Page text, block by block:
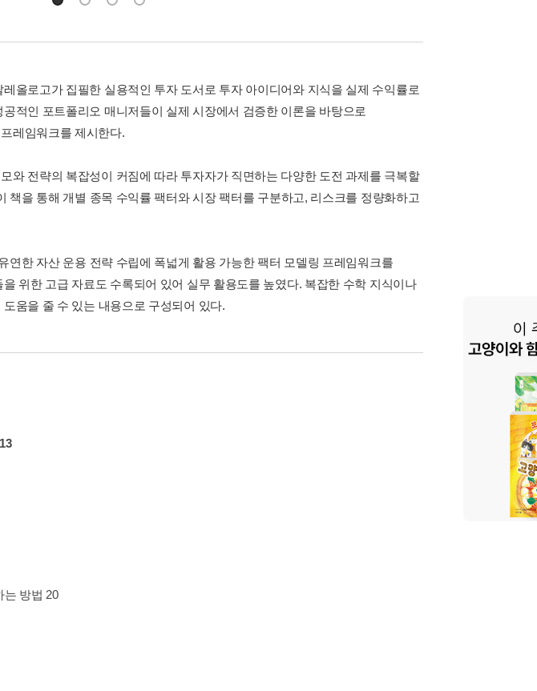
올로고가 집필한 실용적인 투자 도서로 투자 아이디어와 지식을 실제 수익률로
적인 포트폴리오 매니저들이 실제 시장에서 검증한 이론을 바탕으로
레임워크를 제시한다.
와 전략의 복잡성이 커짐에 따라 투자자가 직면하는 다양한 도전 과제를 극복할
책을 통해 개별 종목 수익률 팩터와 시장 팩터를 구분하고, 리스크를 정량화하고
연한 자산 운용 전략 수립에 폭넓게 활용 가능한 팩터 모델링 프레임워크를
위한 고급 자료도 수록되어 있어 실무 활용도를 높였다. 복잡한 수학 지식이나
움을 줄 수 있는 내용으로 구성되어 있다.
는 방법 20